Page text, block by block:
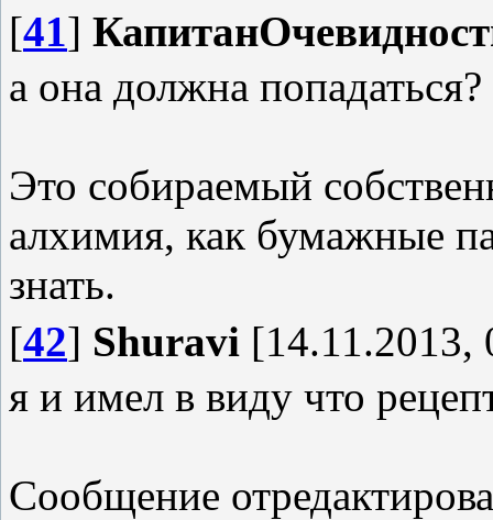
[41]
а она должна попадаться?
Это собираемый
алхимия, как бумажные
знать.
[42] Shuravi [14.11.2013,
я и имел в виду что
Сообщение